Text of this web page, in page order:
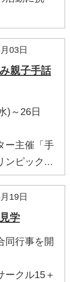
03日
親子手話
)～26日
ー主催「手
ンピック...
19日
学
同行事を開
ークル15＋